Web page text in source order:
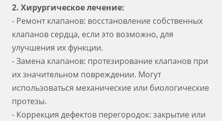
2. Хирургическое лечение:
- Ремонт клапанов: восстановление собственных
клапанов сердца, если это возможно, для
улучшения их функции.
- Замена клапанов: протезирование клапанов при
их значительном повреждении. Могут
использоваться механические или биологические
протезы.
- Коррекция дефектов перегородок: закрытие или